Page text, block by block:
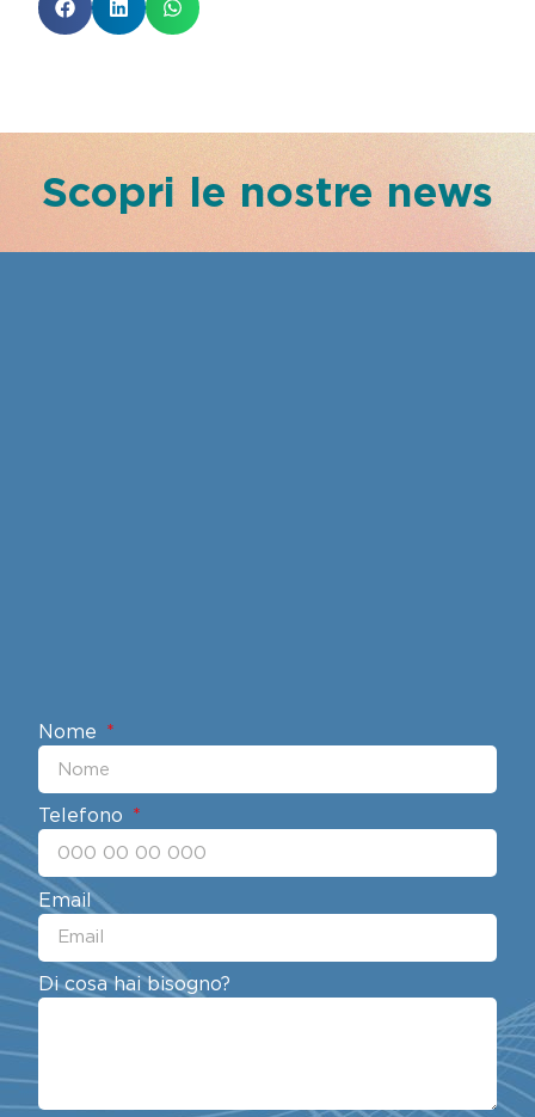
Scopri le nostre news
Nome
Telefono
Email
Di cosa hai bisogno?